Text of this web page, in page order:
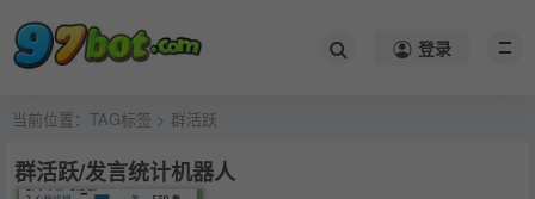
登录
当前位置： TAG标签 > 群活跃
群活跃/发言统计机器人